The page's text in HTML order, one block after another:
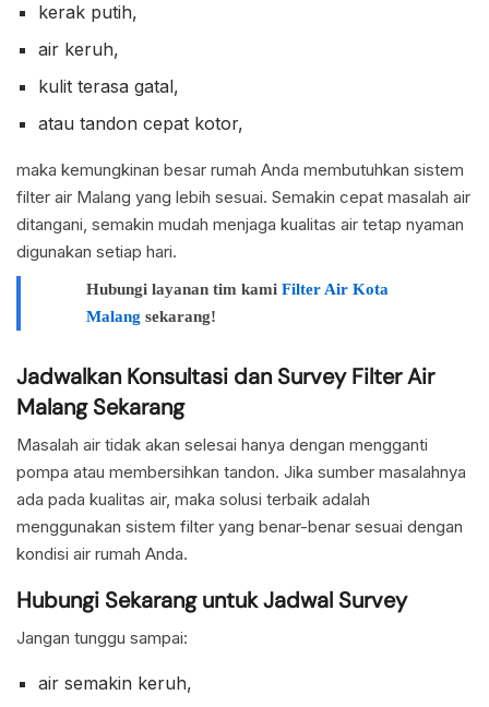
kerak putih,
air keruh,
kulit terasa gatal,
atau tandon cepat kotor,
maka kemungkinan besar rumah Anda membutuhkan sistem
filter air Malang yang lebih sesuai. Semakin cepat masalah air
ditangani, semakin mudah menjaga kualitas air tetap nyaman
digunakan setiap hari.
Hubungi layanan tim kami Filter Air Kota
Malang sekarang!
Jadwalkan Konsultasi dan Survey Filter Air
Malang Sekarang
Masalah air tidak akan selesai hanya dengan mengganti
pompa atau membersihkan tandon. Jika sumber masalahnya
ada pada kualitas air, maka solusi terbaik adalah
menggunakan sistem filter yang benar-benar sesuai dengan
kondisi air rumah Anda.
Hubungi Sekarang untuk Jadwal Survey
Jangan tunggu sampai:
air semakin keruh,